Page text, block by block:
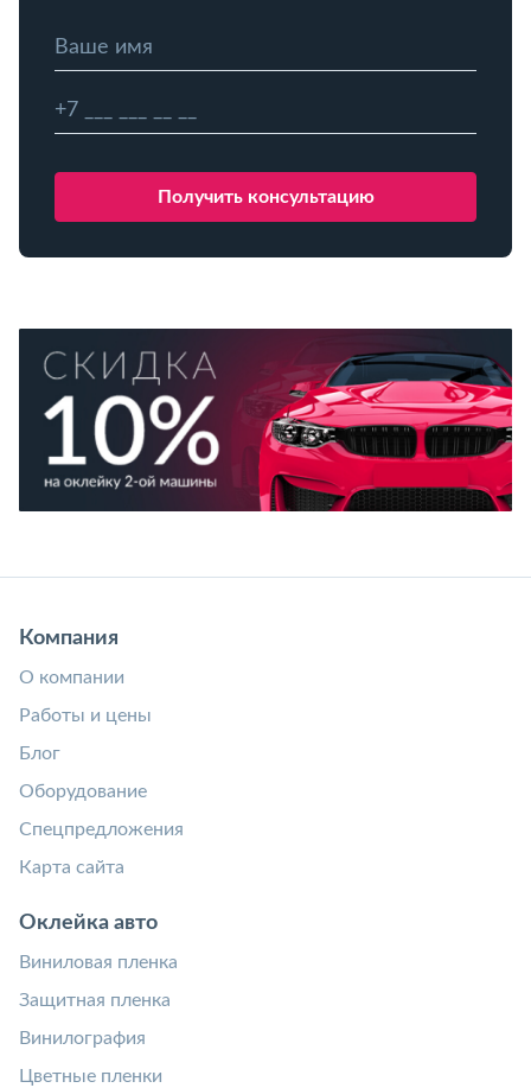
Компания
О компании
Работы и цены
Блог
Оборудование
Спецпредложения
Карта сайта
Оклейка авто
Виниловая пленка
Защитная пленка
Винилография
Цветные пленки